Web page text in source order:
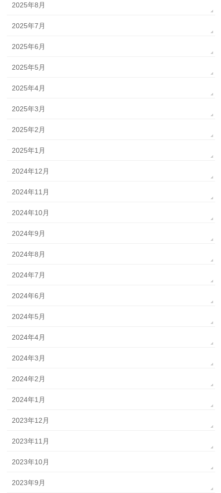
2025年8月
2025年7月
2025年6月
2025年5月
2025年4月
2025年3月
2025年2月
2025年1月
2024年12月
2024年11月
2024年10月
2024年9月
2024年8月
2024年7月
2024年6月
2024年5月
2024年4月
2024年3月
2024年2月
2024年1月
2023年12月
2023年11月
2023年10月
2023年9月